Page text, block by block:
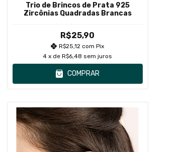
Trio de Brincos de Prata 925
Zircônias Quadradas Brancas
R$25,90
R$25,12com Pix
4 x deR$6,48 sem juros
COMPRAR